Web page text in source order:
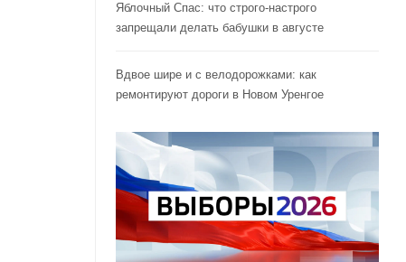
Яблочный Спас: что строго-настрого
запрещали делать бабушки в августе
Вдвое шире и с велодорожками: как
ремонтируют дороги в Новом Уренгое